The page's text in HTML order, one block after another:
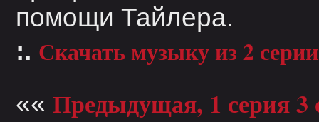
помощи Тайлера.
:. Скачать музыку из 2
«« Предыдущая, 1 серия 3